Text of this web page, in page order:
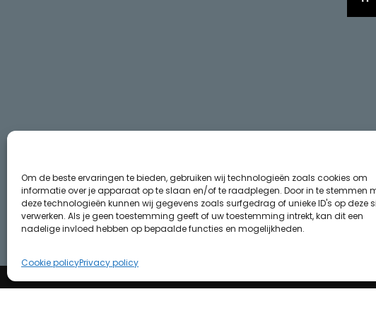
Om de beste ervaringen te bieden, gebruiken wij technologieën zoals cookies om
informatie over je apparaat op te slaan en/of te raadplegen. Door in te stemmen
deze technologieën kunnen wij gegevens zoals surfgedrag of unieke ID's op deze
verwerken. Als je geen toestemming geeft of uw toestemming intrekt, kan dit een
nadelige invloed hebben op bepaalde functies en mogelijkheden.
Cookie policyPrivacy policy